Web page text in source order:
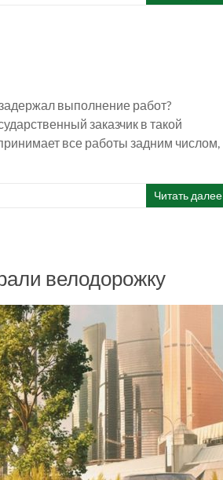
выполнение работ?
заказчик в такой
все работы задним числом,
Читать далее
велодорожку